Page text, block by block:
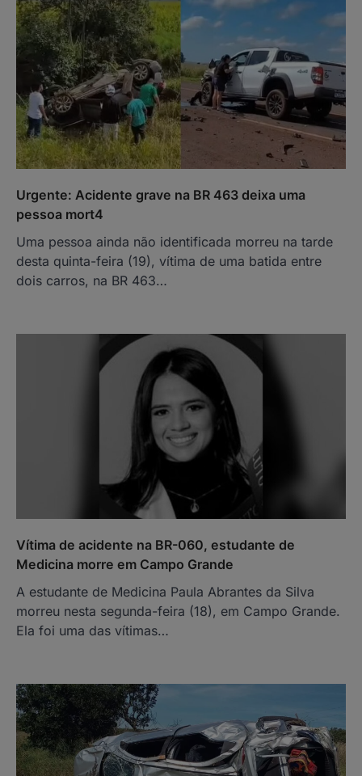
Urgente: Acidente grave na BR 463 deixa uma
pessoa mort4
Uma pessoa ainda não identificada morreu na tarde
desta quinta-feira (19), vítima de uma batida entre
dois carros, na BR 463…
Vítima de acidente na BR-060, estudante de
Medicina morre em Campo Grande
A estudante de Medicina Paula Abrantes da Silva
morreu nesta segunda-feira (18), em Campo Grande.
Ela foi uma das vítimas…